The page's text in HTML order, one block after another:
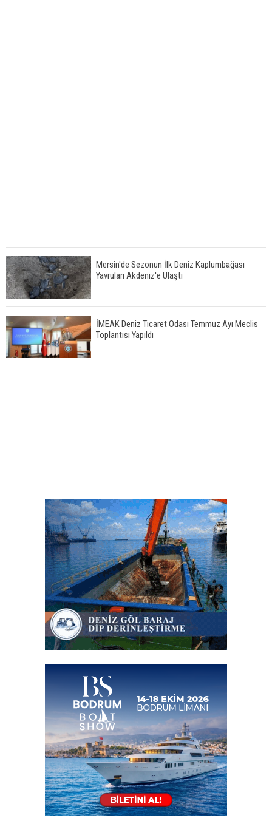
Mersin'de Sezonun İlk Deniz Kaplumbağası
Yavruları Akdeniz'e Ulaştı
İMEAK Deniz Ticaret Odası Temmuz Ayı Meclis
Toplantısı Yapıldı